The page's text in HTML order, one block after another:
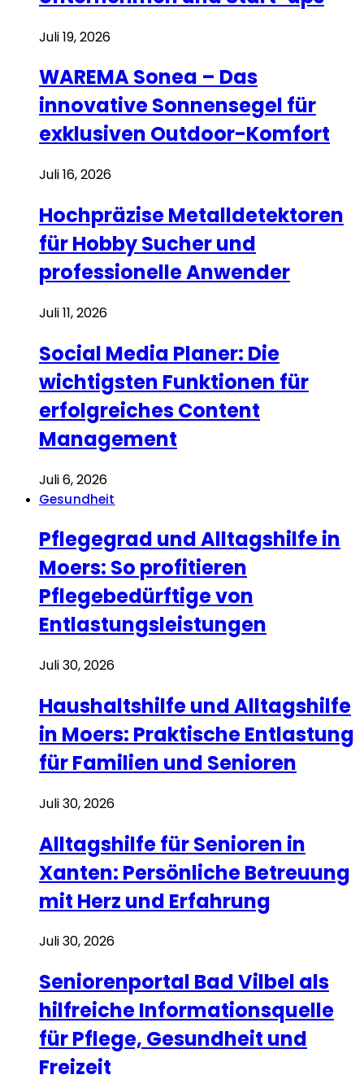
Juli 19, 2026
WAREMA Sonea – Das
innovative Sonnensegel für
exklusiven Outdoor-Komfort
Juli 16, 2026
Hochpräzise Metalldetektoren
für Hobby Sucher und
professionelle Anwender
Juli 11, 2026
Social Media Planer: Die
wichtigsten Funktionen für
erfolgreiches Content
Management
Juli 6, 2026
Gesundheit
Pflegegrad und Alltagshilfe in
Moers: So profitieren
Pflegebedürftige von
Entlastungsleistungen
Juli 30, 2026
Haushaltshilfe und Alltagshilfe
in Moers: Praktische Entlastung
für Familien und Senioren
Juli 30, 2026
Alltagshilfe für Senioren in
Xanten: Persönliche Betreuung
mit Herz und Erfahrung
Juli 30, 2026
Seniorenportal Bad Vilbel als
hilfreiche Informationsquelle
für Pflege, Gesundheit und
Freizeit